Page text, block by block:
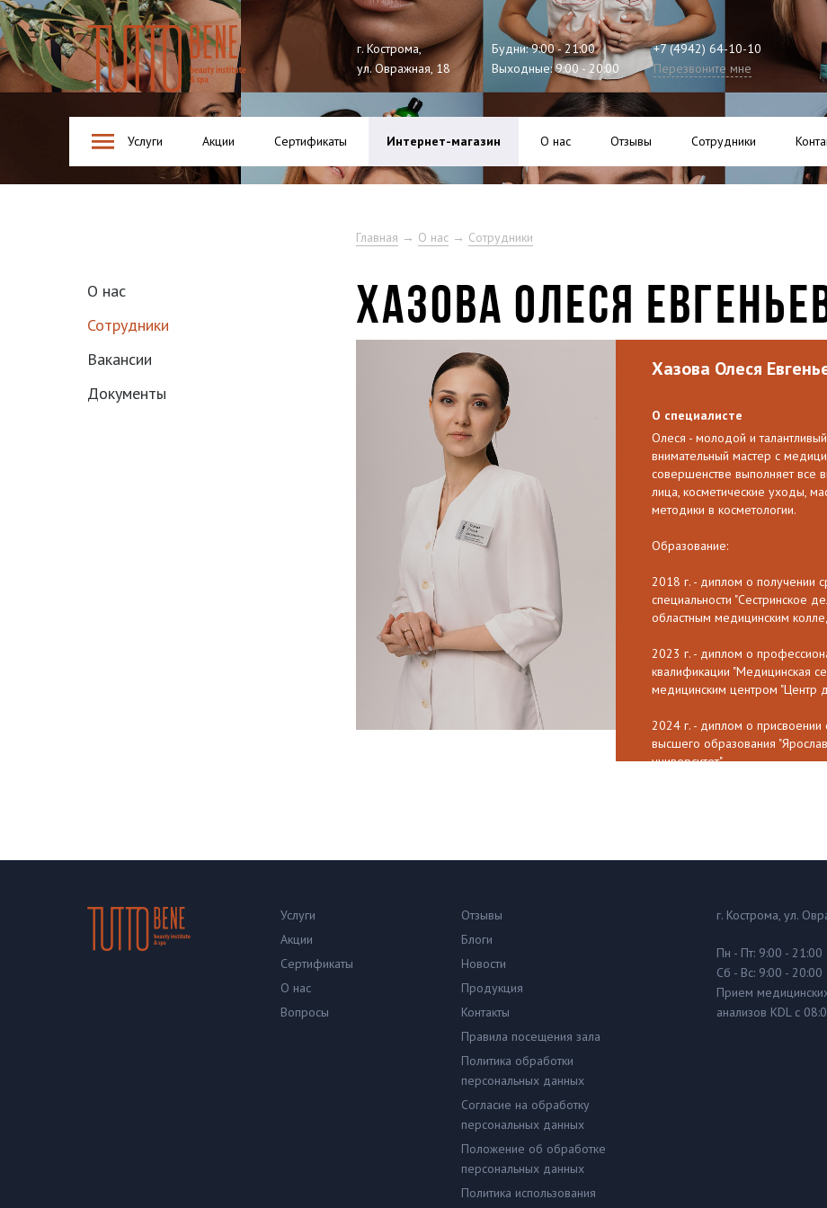
Tutto Bene
г. Кострома,
ул. Овражная, 18
Будни: 9:00 - 21:00
Выходные: 9:00 - 20:00
+7 (4942) 64-10-10
Перезвоните мне
Услуги Акции Сертификаты Интернет-магазин О нас Отзывы Сотрудники
Главная → О нас → Сотрудники
ХАЗОВА ОЛЕСЯ
Хазова Олеся
О специалисте
Олеся - молодой и талантливый
внимательный мастер с
совершенстве выполняет все
лица, косметические уходы,
методики в косметологии.
Образование:
2018 г. - диплом о получении
специальности "Сестринское
областным медицинским
2023 г. - диплом о
квалификации "Медицинская
медицинским центром "Центр
2024 г. - диплом о
высшего образования
университет"
О нас
Сотрудники
Вакансии
Документы
Услуги
Акции
Сертификаты
О нас
Вопросы
Отзывы
Блоги
Новости
Продукция
Контакты
Правила посещения зала
Политика обработки
персональных данных
Согласие на обработку
персональных данных
Положение об обработке
персональных данных
Политика использования
г. Кострома, ул.
Пн - Пт: 9:00 - 21:00
Сб - Вс: 9:00 - 20:00
Прием
анализов KDL с